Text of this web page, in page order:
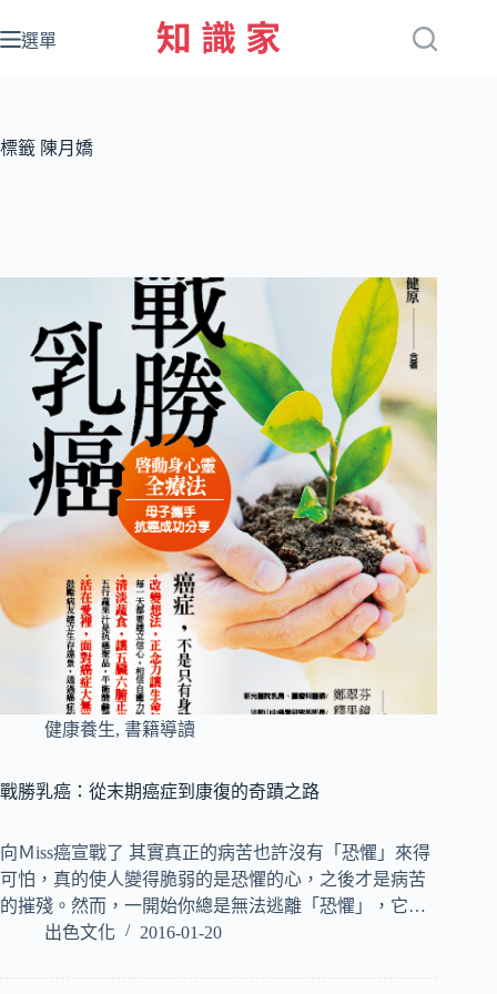
至
容
選單
標籤 陳月嬌
健康養生, 書籍導讀
戰勝乳癌：從末期癌症到康復的奇蹟之路
向Ｍiss癌宣戰了 其實真正的病苦也許沒有「恐懼」來得
可怕，真的使人變得脆弱的是恐懼的心，之後才是病苦
的摧殘。然而，一開始你總是無法逃離「恐懼」，它…
出色文化
2016-01-20